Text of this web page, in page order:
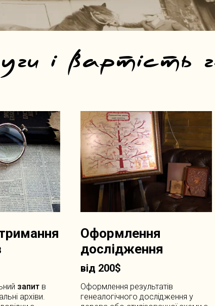
і вартість
запит в
архіви.
Оформлення
дослідження
від 200$
Оформлення результатів
генеалогічного дослідження у